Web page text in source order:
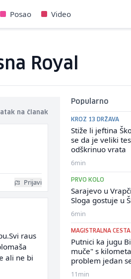
Posao Video
Royal
na članak
Prijavi
raus
ali ne bi
Popularno
KROZ 13 DRŽAVA
Stiže li jeftina
se da je veliki
odškrinuo vrata
6min
PRVO KOLO
Sarajevo u
Sloga gostuje u
6min
MAGISTRALNA
Putnici ka jugu
muče" s
problem jedan
11min